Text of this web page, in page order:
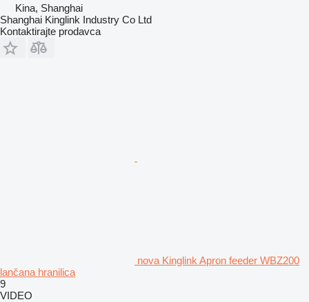
Kina, Shanghai
Shanghai Kinglink Industry Co Ltd
Kontaktirajte prodavca
nova Kinglink Apron feeder WBZ200
lančana hranilica
9
VIDEO